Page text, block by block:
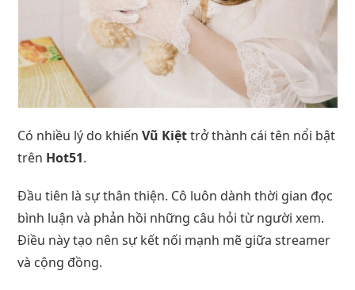
Có nhiều lý do khiếnVũ Kiệttrở thành cái tên nổi bật
trên Hot51.
Đầu tiên là sự thân thiện. Cô luôn dành thời gian đọc
bình luận và phản hồi những câu hỏi từ người xem.
Điều này tạo nên sự kết nối mạnh mẽ giữa streamer
và cộng đồng.